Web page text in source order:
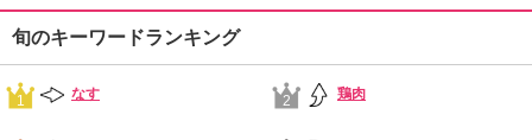
旬のキーワードランキング
1 なす 2 鶏肉